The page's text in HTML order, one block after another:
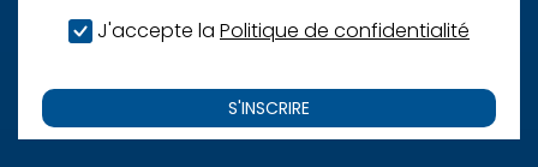
J'accepte la Politique de confidentialité
S'INSCRIRE